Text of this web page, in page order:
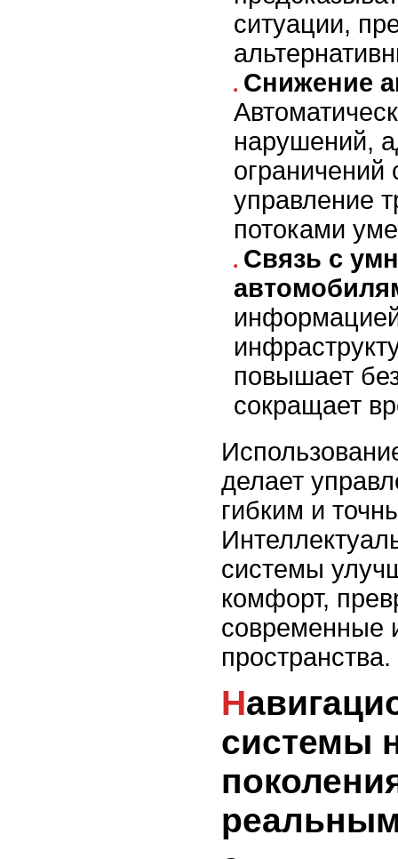
ситуации,
Снижение
нарушений,
ограничений
управление
потоками
Связь с
повышает
сокращает
делает
гибким и
системы
комфорт,
современные
пространства.
Навигационные
системы